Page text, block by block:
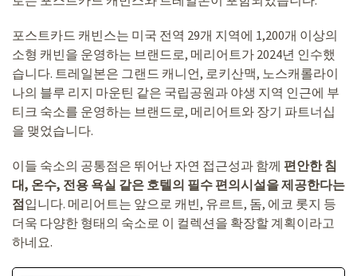
포스트카드 캐빈스는 미국 전역 29개 지역에 1,200개 이상의
소형 캐빈을 운영하는 브랜드로, 메리어트가 2024년 인수했
습니다. 트레일본은 그랜드 캐니언, 로키산맥, 노스캐롤라이
나의 블루 리지 마운틴 같은 국립공원과 야생 지역 인근에 부
티크 숙소를 운영하는 브랜드로, 메리어트와 장기 파트너십
을 맺었습니다.
이들 숙소의 공통점은 뛰어난 자연 접근성과 함께 편안한 침
대, 온수, 전용 욕실 같은 호텔의 필수 편의시설을 제공한다는
점입니다. 메리어트는 앞으로 캐빈, 유르트, 돔, 에코 롯지 등
더욱 다양한 형태의 숙소로 이 컬렉션을 확장할 계획이라고
하네요.